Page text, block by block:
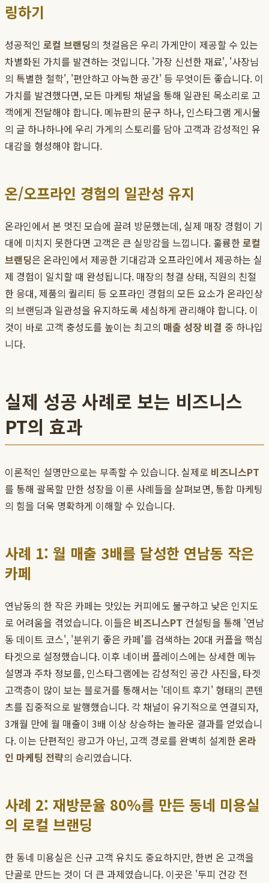
링하기
성공적인 로컬 브랜딩의 첫걸음은 우리 가게만이 제공할 수 있는
차별화된 가치를 발견하는 것입니다. '가장 신선한 재료', '사장님
의 특별한 철학', '편안하고 아늑한 공간' 등 무엇이든 좋습니다. 이
가치를 발견했다면, 모든 마케팅 채널을 통해 일관된 목소리로 고
객에게 전달해야 합니다. 메뉴판의 문구 하나, 인스타그램 게시물
의 글 하나하나에 우리 가게의 스토리를 담아 고객과 감성적인 유
대감을 형성해야 합니다.
온/오프라인 경험의 일관성 유지
온라인에서 본 멋진 모습에 끌려 방문했는데, 실제 매장 경험이 기
대에 미치지 못한다면 고객은 큰 실망감을 느낍니다. 훌륭한로컬
브랜딩은 온라인에서 제공한 기대감과 오프라인에서 제공하는 실
제 경험이 일치할 때 완성됩니다. 매장의 청결 상태, 직원의 친절
한 응대, 제품의 퀄리티 등 오프라인 경험의 모든 요소가 온라인상
의 브랜딩과 일관성을 유지하도록 세심하게 관리해야 합니다. 이
것이 바로 고객 충성도를 높이는 최고의 매출 성장 비결 중 하나입
니다.
실제 성공 사례로 보는 비즈니스
PT의 효과
이론적인 설명만으로는 부족할 수 있습니다. 실제로 비즈니스PT
를 통해 괄목할 만한 성장을 이룬 사례들을 살펴보면, 통합 마케팅
의 힘을 더욱 명확하게 이해할 수 있습니다.
사례 1: 월 매출 3배를 달성한 연남동 작은
카페
연남동의 한 작은 카페는 맛있는 커피에도 불구하고 낮은 인지도
로 어려움을 겪었습니다. 이들은 비즈니스PT 컨설팅을 통해 '연남
동 데이트 코스', '분위기 좋은 카페'를 검색하는 20대 커플을 핵심
타겟으로 설정했습니다. 이후 네이버 플레이스에는 상세한 메뉴
설명과 주차 정보를, 인스타그램에는 감성적인 공간 사진을, 타겟
고객층이 많이 보는 블로거를 통해서는 '데이트 후기' 형태의 콘텐
츠를 집중적으로 발행했습니다. 각 채널이 유기적으로 연결되자,
3개월 만에 월 매출이 3배 이상 상승하는 놀라운 결과를 얻었습니
다. 이는 단편적인 광고가 아닌, 고객 경로를 완벽히 설계한온라
인 마케팅 전략의 승리였습니다.
사례 2: 재방문율 80%를 만든 동네 미용실
의 로컬 브랜딩
한 동네 미용실은 신규 고객 유치도 중요하지만, 한번 온 고객을
단골로 만드는 것이 더 큰 과제였습니다. 이곳은 '두피 건강 전